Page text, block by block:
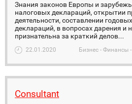
Знания законов Европы и
налоговых деклараций, открытии
деятельности, составлении
деклараций, в вопросах дарения и
признательна за краткий делов...
22.01.2020 Бизнес - Финансы
Consultant